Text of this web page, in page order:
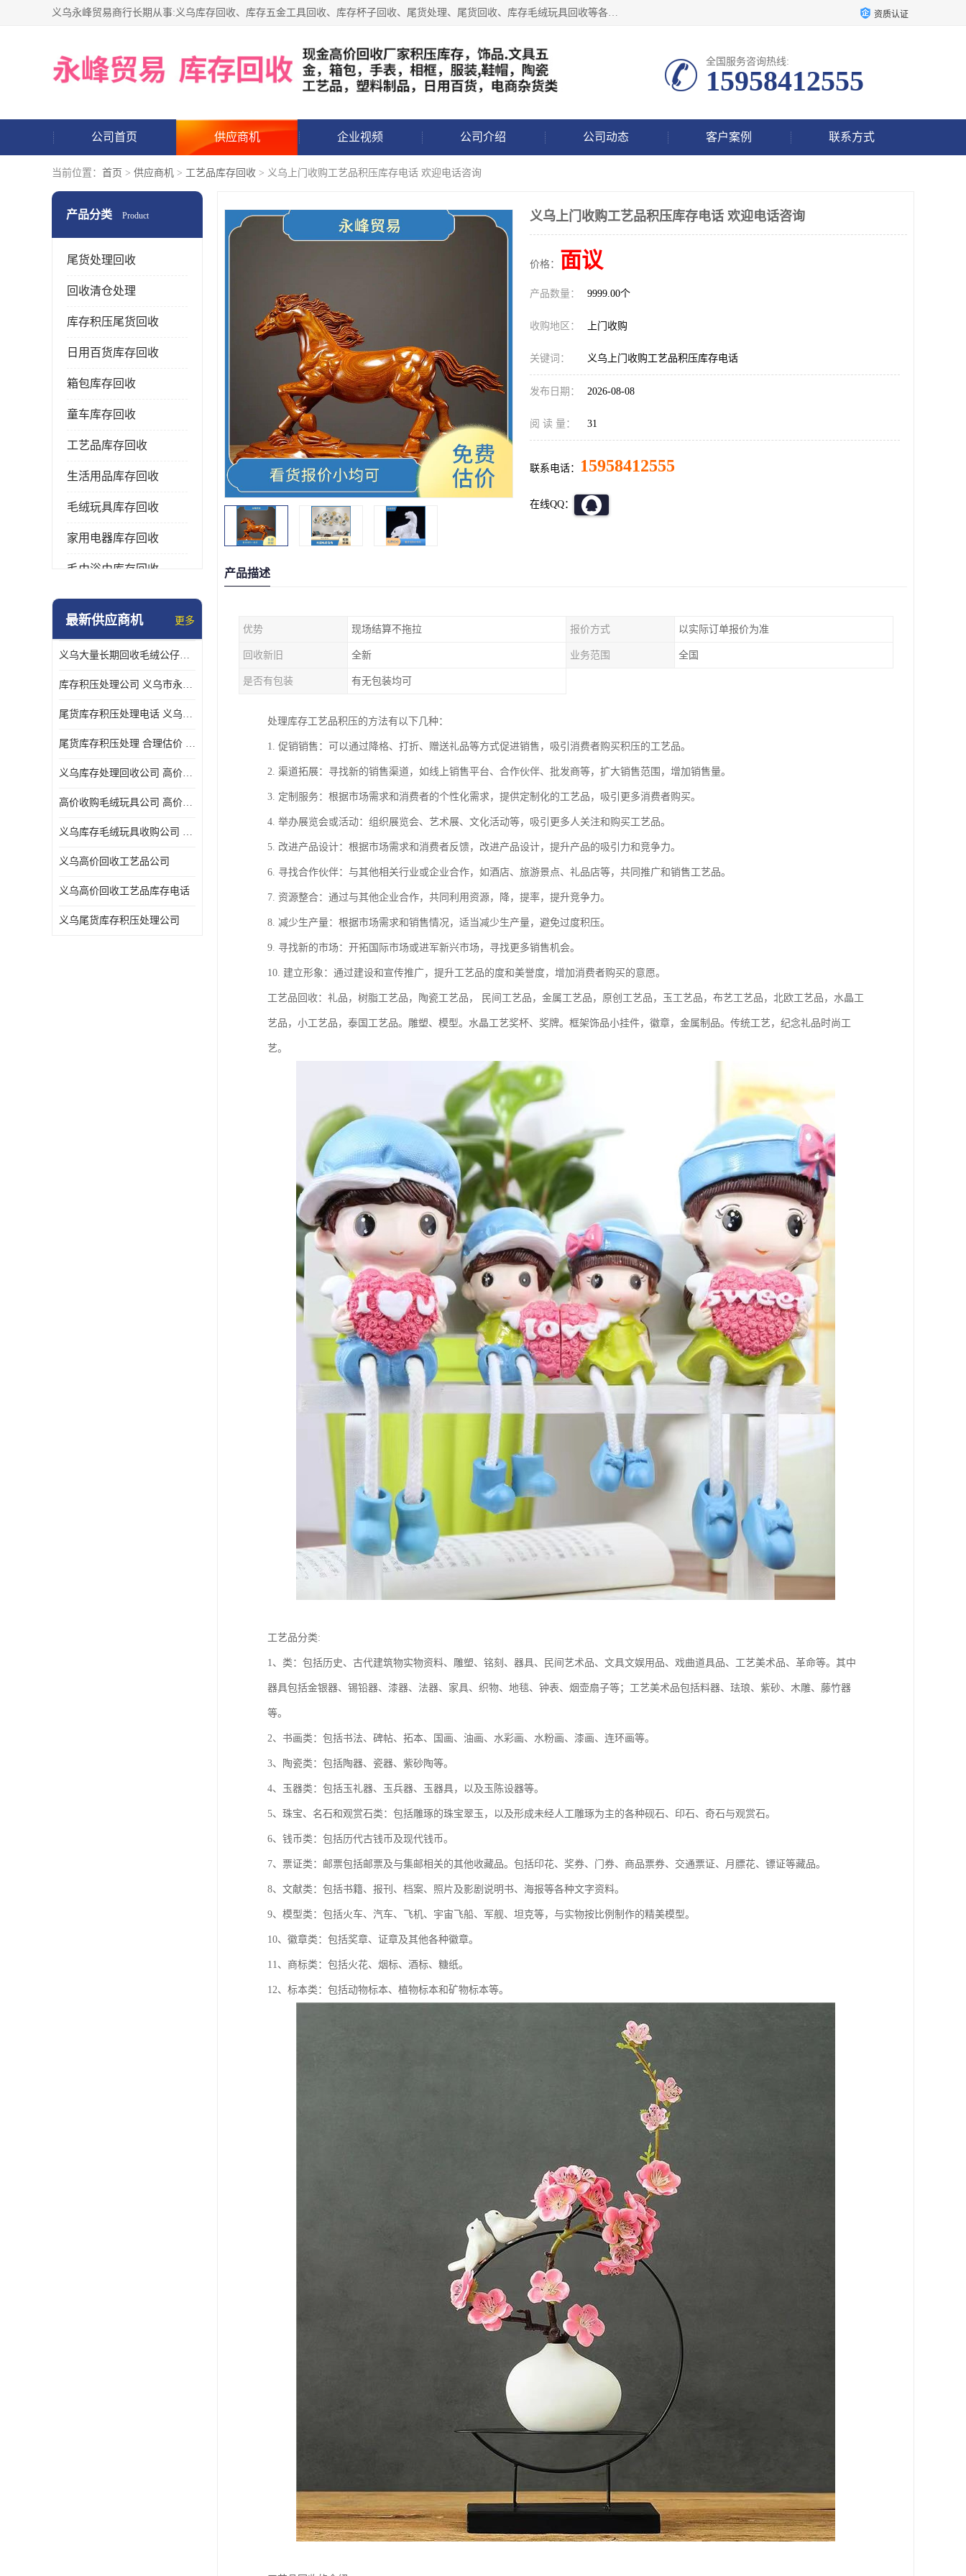
义乌永峰贸易商行长期从事:义乌库存回收、库存五金工具回收、库存杯子回收、尾货处理、尾货回收、库存毛绒玩具回收等各类产品库存回收，我们一直秉承：“，专业收购，价格从优，互惠互利，现金交易，价格公道”七大原则。欢迎有库存处理的老板来电洽谈! 资质认证
全国服务咨询热线:
15958412555
公司首页 供应商机 企业视频 公司介绍 公司动态 客户案例 联系方式
当前位置： 首页 > 供应商机 > 工艺品库存回收 > 义乌上门收购工艺品积压库存电话 欢迎电话咨询
产品分类 Product
尾货处理回收
回收清仓处理
库存积压尾货回收
日用百货库存回收
箱包库存回收
童车库存回收
工艺品库存回收
生活用品库存回收
毛绒玩具库存回收
家用电器库存回收
毛巾浴巾库存回收
水杯保温杯库存回收
五金工具库存回收
库存厨具回收
最新供应商机 更多
义乌大量长期回收毛绒公仔公司 高价回收库存积压 高价回收 欢迎电话咨询
库存积压处理公司 义乌市永峰贸易商行
尾货库存积压处理电话 义乌市永峰贸易商行
尾货库存积压处理 合理估价 量大量小均可
义乌库存处理回收公司 高价回收库存积压 大量尾货回收
高价收购毛绒玩具公司 高价回收库存积压 回收库存 二手勿扰
义乌库存毛绒玩具收购公司 高价回收库存积压 义乌市永峰贸易商行
义乌高价回收工艺品公司
义乌高价回收工艺品库存电话
义乌尾货库存积压处理公司
义乌上门收购工艺品积压库存电话 欢迎电话咨询
价格： 面议
产品数量： 9999.00个
收购地区： 上门收购
关键词： 义乌上门收购工艺品积压库存电话
发布日期： 2026-08-08
阅 读 量： 31
联系电话： 15958412555
在线QQ：
产品描述
优势 现场结算不拖拉 报价方式 以实际订单报价为准
回收新旧 全新 业务范围 全国
是否有包装 有无包装均可
处理库存工艺品积压的方法有以下几种：
1. 促销销售：可以通过降格、打折、赠送礼品等方式促进销售，吸引消费者购买积压的工艺品。
2. 渠道拓展：寻找新的销售渠道，如线上销售平台、合作伙伴、批发商等，扩大销售范围，增加销售量。
3. 定制服务：根据市场需求和消费者的个性化需求，提供定制化的工艺品，吸引更多消费者购买。
4. 举办展览会或活动：组织展览会、艺术展、文化活动等，吸引更多人关注和购买工艺品。
5. 改进产品设计：根据市场需求和消费者反馈，改进产品设计，提升产品的吸引力和竞争力。
6. 寻找合作伙伴：与其他相关行业或企业合作，如酒店、旅游景点、礼品店等，共同推广和销售工艺品。
7. 资源整合：通过与其他企业合作，共同利用资源，降，提率，提升竞争力。
8. 减少生产量：根据市场需求和销售情况，适当减少生产量，避免过度积压。
9. 寻找新的市场：开拓国际市场或进军新兴市场，寻找更多销售机会。
10. 建立形象：通过建设和宣传推广，提升工艺品的度和美誉度，增加消费者购买的意愿。
工艺品回收：礼品，树脂工艺品，陶瓷工艺品， 民间工艺品，金属工艺品，原创工艺品，玉工艺品，布艺工艺品，北欧工艺品，水晶工
艺品，小工艺品，泰国工艺品。雕塑、模型。水晶工艺奖杯、奖牌。框架饰品小挂件，徽章，金属制品。传统工艺，纪念礼品时尚工
艺。
工艺品分类:
1、类：包括历史、古代建筑物实物资料、雕塑、铭刻、器具、民间艺术品、文具文娱用品、戏曲道具品、工艺美术品、革命等。其中
器具包括金银器、锡铅器、漆器、法器、家具、织物、地毯、钟表、烟壶扇子等；工艺美术品包括料器、珐琅、紫砂、木雕、藤竹器
等。
2、书画类：包括书法、碑帖、拓本、国画、油画、水彩画、水粉画、漆画、连环画等。
3、陶瓷类：包括陶器、瓷器、紫砂陶等。
4、玉器类：包括玉礼器、玉兵器、玉器具，以及玉陈设器等。
5、珠宝、名石和观赏石类：包括雕琢的珠宝翠玉，以及形成未经人工雕琢为主的各种砚石、印石、奇石与观赏石。
6、钱币类：包括历代古钱币及现代钱币。
7、票证类：邮票包括邮票及与集邮相关的其他收藏品。包括印花、奖券、门券、商品票券、交通票证、月膘花、镖证等藏品。
8、文献类：包括书籍、报刊、档案、照片及影剧说明书、海报等各种文字资料。
9、模型类：包括火车、汽车、飞机、宇宙飞船、军舰、坦克等，与实物按比例制作的精美模型。
10、徽章类：包括奖章、证章及其他各种徽章。
11、商标类：包括火花、烟标、酒标、糖纸。
12、标本类：包括动物标本、植物标本和矿物标本等。